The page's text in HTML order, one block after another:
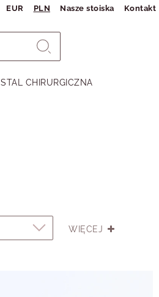
EUR PLN Nasze stoiska Kontakt
STAL CHIRURGICZNA
WIĘCEJ